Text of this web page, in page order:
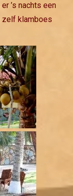
’s nachts een
zelf klamboes